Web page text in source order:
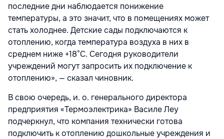
последние дни наблюдается понижение
температуры, а это значит, что в помещениях может
стать холоднее. Детские сады подключаются к
отоплению, когда температура воздуха в них в
среднем ниже +18°С. Сегодня руководители
учреждений могут запросить их подключение к
отоплению», — сказал чиновник.
В свою очередь, и. о. генерального директора
предприятия «Термоэлектрика» Василе Леу
подчеркнул, что компания технически готова
подключить к отоплению дошкольные учреждения и